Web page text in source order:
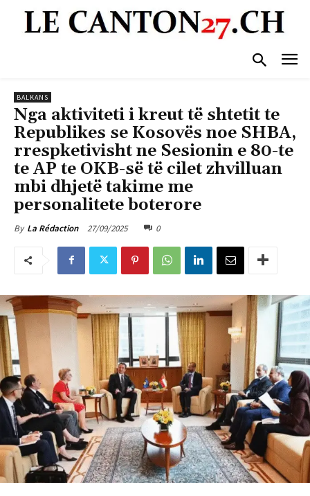
BALKANS
Nga aktiviteti i kreut të shtetit te
Republikes se Kosovës noe SHBA,
rrespketivisht ne Sesionin e 80-te
te AP te OKB-së të cilet zhvilluan
mbi dhjetë takime me
personalitete boterore
By La Rédaction 27/09/2025 0